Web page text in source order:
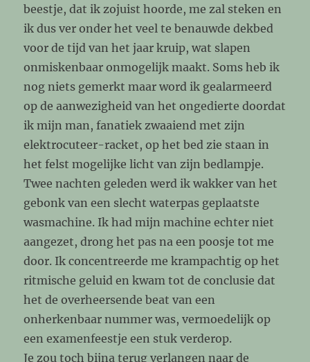
beestje, dat ik zojuist hoorde, me zal steken en
ik dus ver onder het veel te benauwde dekbed
voor de tijd van het jaar kruip, wat slapen
onmiskenbaar onmogelijk maakt. Soms heb ik
nog niets gemerkt maar word ik gealarmeerd
op de aanwezigheid van het ongedierte doordat
ik mijn man, fanatiek zwaaiend met zijn
elektrocuteer-racket, op het bed zie staan in
het felst mogelijke licht van zijn bedlampje.
Twee nachten geleden werd ik wakker van het
gebonk van een slecht waterpas geplaatste
wasmachine. Ik had mijn machine echter niet
aangezet, drong het pas na een poosje tot me
door. Ik concentreerde me krampachtig op het
ritmische geluid en kwam tot de conclusie dat
het de overheersende beat van een
onherkenbaar nummer was, vermoedelijk op
een examenfeestje een stuk verderop.
Je zou toch bijna terug verlangen naar de